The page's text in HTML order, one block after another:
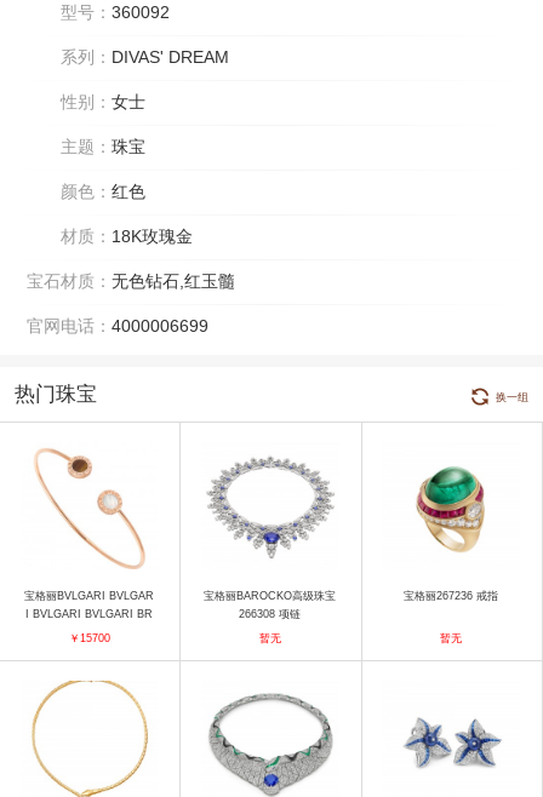
型号： 360092
系列： DIVAS' DREAM
性别： 女士
主题： 珠宝
颜色： 红色
材质： 18K玫瑰金
宝石材质： 无色钻石,红玉髓
官网电话： 4000006699
热门珠宝 换一组
宝格丽BVLGARI BVLGAR
I BVLGARI BVLGARI BR
858623 手镯
￥15700
宝格丽BAROCKO高级珠宝
266308 项链
暂无
宝格丽267236 戒指
暂无